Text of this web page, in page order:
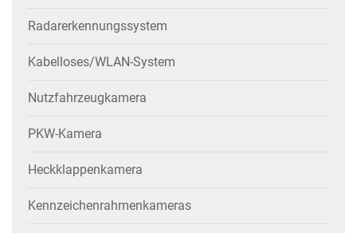
Radarerkennungssystem
Kabelloses/WLAN-System
Nutzfahrzeugkamera
PKW-Kamera
Heckklappenkamera
Kennzeichenrahmenkameras